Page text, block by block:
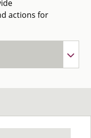
actions for